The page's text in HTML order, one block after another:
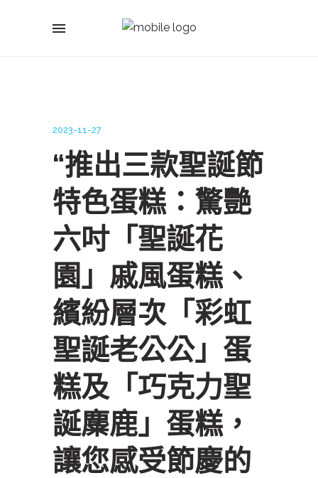
2023-11-27
“推出三款聖誕節
特色蛋糕：驚艷
六吋「聖誕花
園」戚風蛋糕、
繽紛層次「彩虹
聖誕老公公」蛋
糕及「巧克力聖
誕麋鹿」蛋糕，
讓您感受節慶的